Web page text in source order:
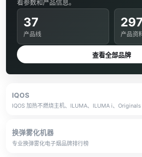
看参数和产品信息。
37
产品线 产品资
查看全部品牌
IQOS
IQOS 加热不燃烧主机、ILUMA、ILUMA i、Originals
换弹雾化机器
专业换弹雾化电子烟品牌排行榜